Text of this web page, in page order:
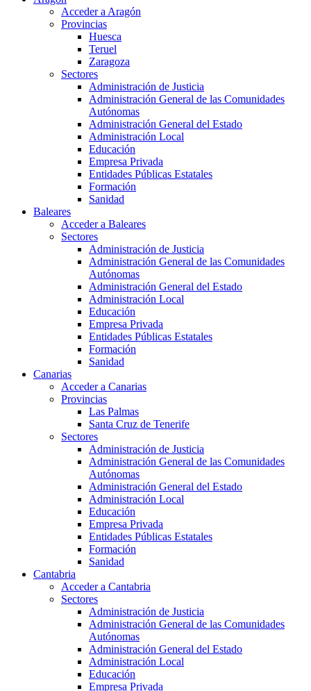
Acceder a Aragón
Provincias
Huesca
Teruel
Zaragoza
Sectores
Administración de Justicia
Administración General de las Comunidades
Autónomas
Administración General del Estado
Administración Local
Educación
Empresa Privada
Entidades Públicas Estatales
Formación
Sanidad
Baleares
Acceder a Baleares
Sectores
Administración de Justicia
Administración General de las Comunidades
Autónomas
Administración General del Estado
Administración Local
Educación
Empresa Privada
Entidades Públicas Estatales
Formación
Sanidad
Canarias
Acceder a Canarias
Provincias
Las Palmas
Santa Cruz de Tenerife
Sectores
Administración de Justicia
Administración General de las Comunidades
Autónomas
Administración General del Estado
Administración Local
Educación
Empresa Privada
Entidades Públicas Estatales
Formación
Sanidad
Cantabria
Acceder a Cantabria
Sectores
Administración de Justicia
Administración General de las Comunidades
Autónomas
Administración General del Estado
Administración Local
Educación
Empresa Privada